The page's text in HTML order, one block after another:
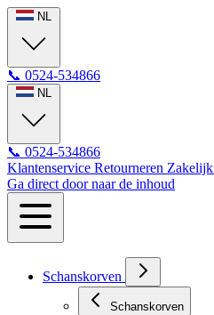
NL
📞 0524-534866
NL
📞 0524-534866
Klantenservice Retourneren Zakelijk
Ga direct door naar de inhoud
Schanskorven
Schanskorven